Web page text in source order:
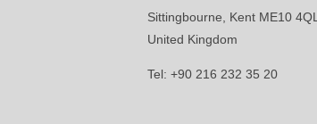
Sittingbourne, Kent ME10 4QL,
United Kingdom
Tel: +90 216 232 35 20